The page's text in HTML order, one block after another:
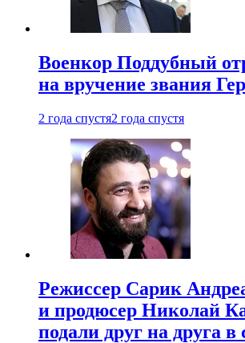
Военкор Поддубный
на вручение звания
2 года спустя2 года спустя
Режиссер Сарик
и продюсер Николай
подали друг на друга в